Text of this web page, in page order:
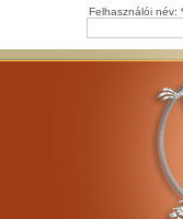
Felhasználói név: